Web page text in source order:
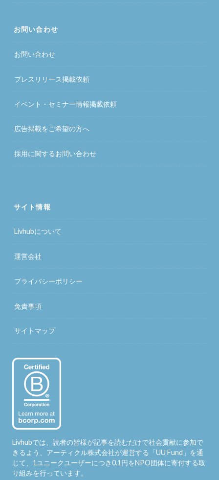
お問い合わせ
お問い合わせ
プレスリリース掲載依頼
イベント・セミナー情報掲載依頼
広告掲載をご希望の方へ
採用に関するお問い合わせ
サイト情報
Livhubについて
運営会社
プライバシーポリシー
免責事項
サイトマップ
Livhubでは、読者の皆様が記事を読むだけで社会貢献に参加で
きるよう、アーティクル株式会社が運営する「UU Fund 」を通
じて、1ユニークユーザーにつき0.1円をNPO団体に寄付する取
り組みを行っています。